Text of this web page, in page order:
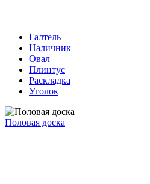
Галтель
Наличник
Овал
Плинтус
Раскладка
Уголок
Половая доска